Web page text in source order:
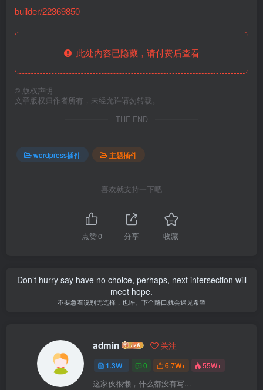
builder/22369850
此处内容已隐藏，请付费后查看
© 版权声明
文章版权归作者所有，未经允许请勿转载。
THE END
wordpress插件 主题插件
喜欢就支持一下吧
点赞0 分享 收藏
Don’t hurry say have no choice, perhaps, next intersection will
meet hope.
不要急着说别无选择，也许、下个路口就会遇见希望
admin 关注
1.3W+ 0 6.7W+ 55W+
这家伙很懒，什么都没有写...